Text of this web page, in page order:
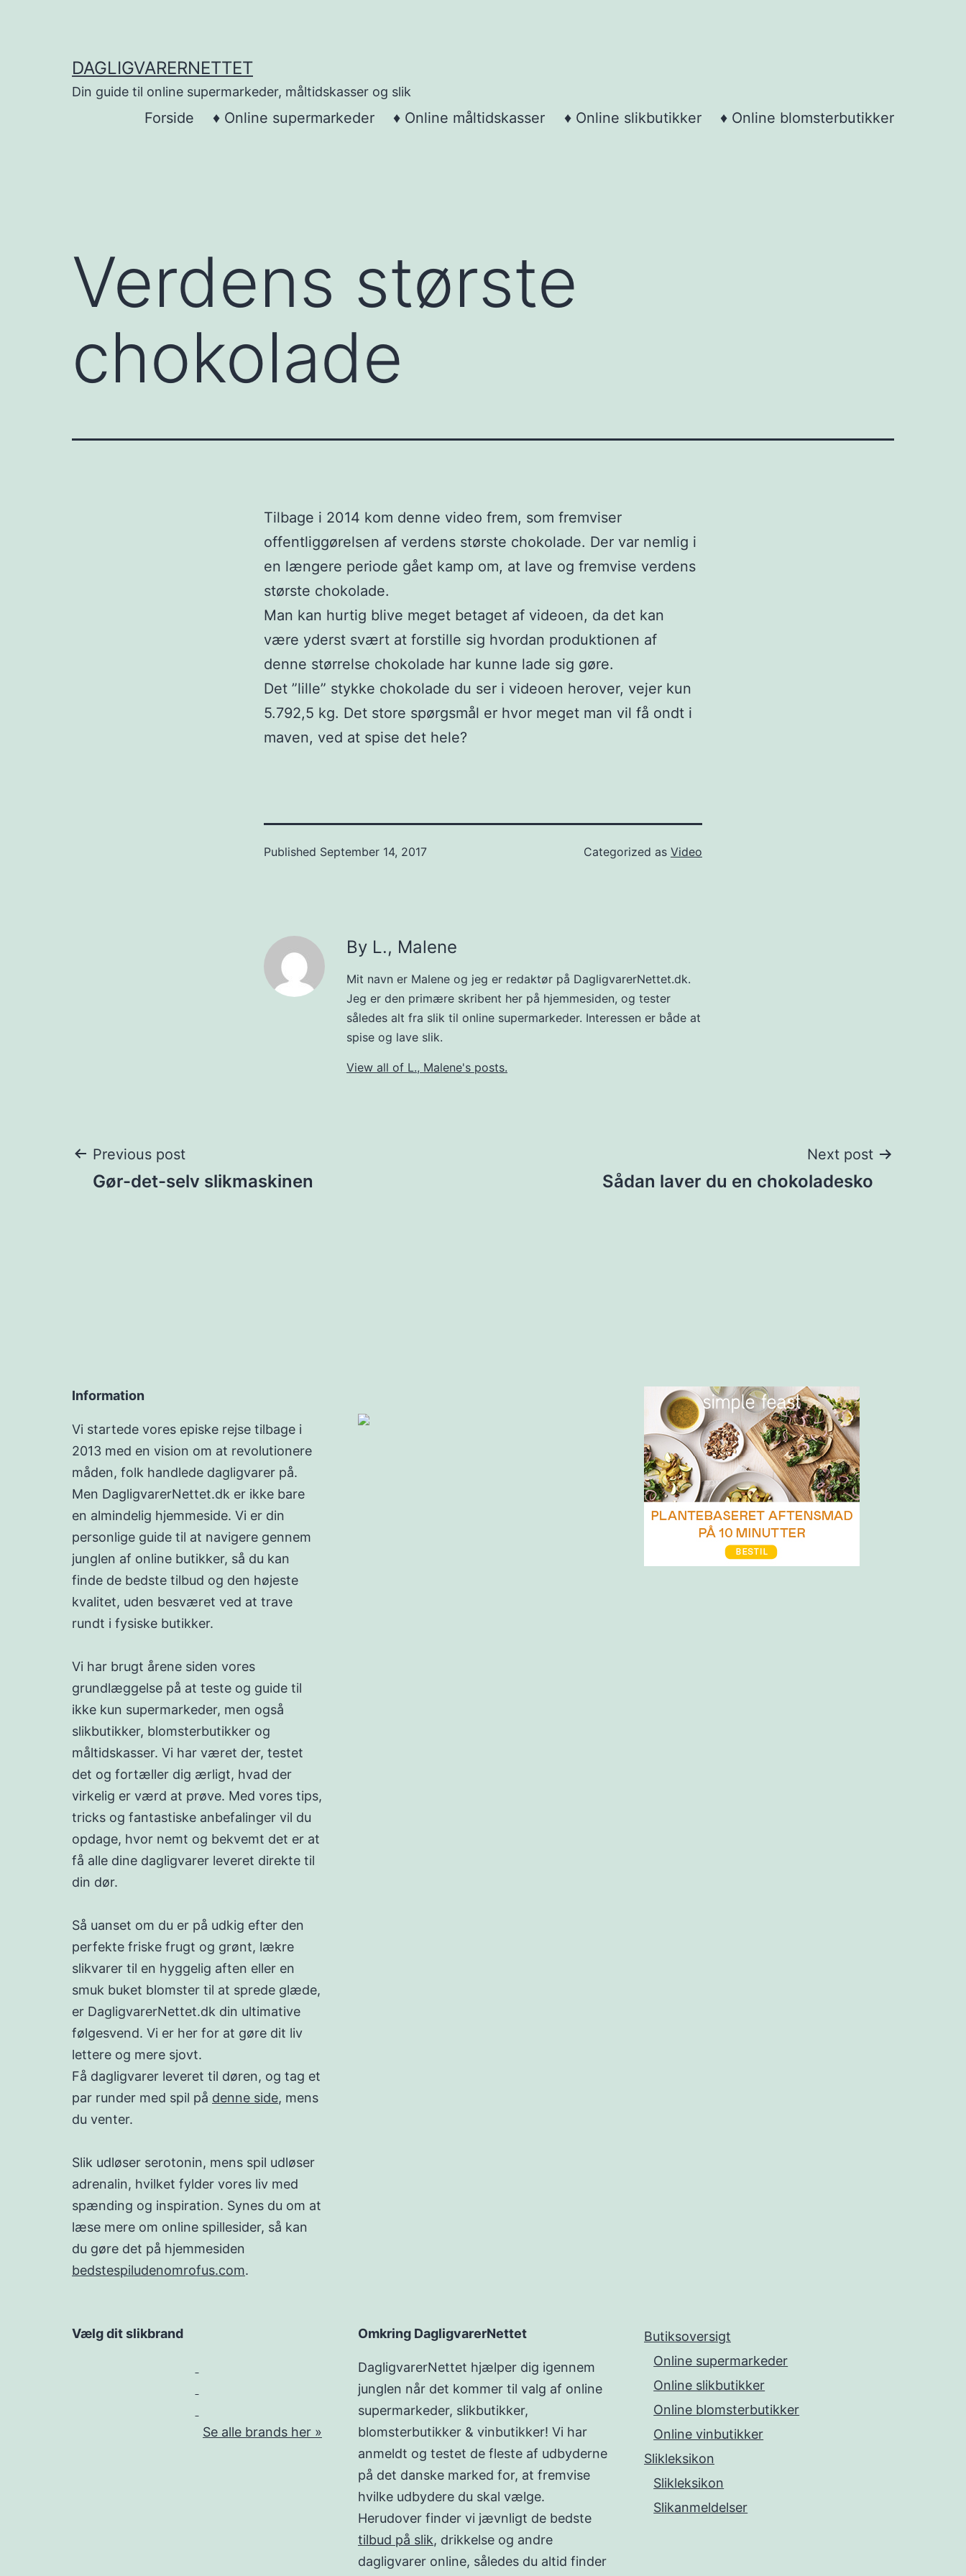
DAGLIGVARERNETTET
Din guide til online supermarkeder, måltidskasser og slik
Forside ♦ Online supermarkeder ♦ Online måltidskasser ♦ Online slikbutikker ♦ Online blomsterbutikker
Verdens største
chokolade
Tilbage i 2014 kom denne video frem, som fremviser
offentliggørelsen af verdens største chokolade. Der var nemlig i
en længere periode gået kamp om, at lave og fremvise verdens
største chokolade.
Man kan hurtig blive meget betaget af videoen, da det kan
være yderst svært at forstille sig hvordan produktionen af
denne størrelse chokolade har kunne lade sig gøre.
Det ”lille” stykke chokolade du ser i videoen herover, vejer kun
5.792,5 kg. Det store spørgsmål er hvor meget man vil få ondt i
maven, ved at spise det hele?
Published September 14, 2017 Categorized as Video
By L., Malene
Mit navn er Malene og jeg er redaktør på DagligvarerNettet.dk.
Jeg er den primære skribent her på hjemmesiden, og tester
således alt fra slik til online supermarkeder. Interessen er både at
spise og lave slik.
View all of L., Malene's posts.
Post
Previous post
Gør-det-selv slikmaskinen
Next post
Sådan laver du en chokoladesko
Information
Vi startede vores episke rejse tilbage i
2013 med en vision om at revolutionere
måden, folk handlede dagligvarer på.
Men DagligvarerNettet.dk er ikke bare
en almindelig hjemmeside. Vi er din
personlige guide til at navigere gennem
junglen af online butikker, så du kan
finde de bedste tilbud og den højeste
kvalitet, uden besværet ved at trave
rundt i fysiske butikker.
Vi har brugt årene siden vores
grundlæggelse på at teste og guide til
ikke kun supermarkeder, men også
slikbutikker, blomsterbutikker og
måltidskasser. Vi har været der, testet
det og fortæller dig ærligt, hvad der
virkelig er værd at prøve. Med vores tips,
tricks og fantastiske anbefalinger vil du
opdage, hvor nemt og bekvemt det er at
få alle dine dagligvarer leveret direkte til
din dør.
Så uanset om du er på udkig efter den
perfekte friske frugt og grønt, lækre
slikvarer til en hyggelig aften eller en
smuk buket blomster til at sprede glæde,
er DagligvarerNettet.dk din ultimative
følgesvend. Vi er her for at gøre dit liv
lettere og mere sjovt.
Få dagligvarer leveret til døren, og tag et
par runder med spil på denne side, mens
du venter.
Slik udløser serotonin, mens spil udløser
adrenalin, hvilket fylder vores liv med
spænding og inspiration. Synes du om at
læse mere om online spillesider, så kan
du gøre det på hjemmesiden
bedstespiludenomrofus.com.
Vælg dit slikbrand
Se alle brands her »
Omkring DagligvarerNettet
DagligvarerNettet hjælper dig igennem
junglen når det kommer til valg af online
supermarkeder, slikbutikker,
blomsterbutikker & vinbutikker! Vi har
anmeldt og testet de fleste af udbyderne
på det danske marked for, at fremvise
hvilke udbydere du skal vælge.
Herudover finder vi jævnligt de bedste
tilbud på slik, drikkelse og andre
dagligvarer online, således du altid finder
Butiksoversigt
Online supermarkeder
Online slikbutikker
Online blomsterbutikker
Online vinbutikker
Slikleksikon
Slikleksikon
Slikanmeldelser